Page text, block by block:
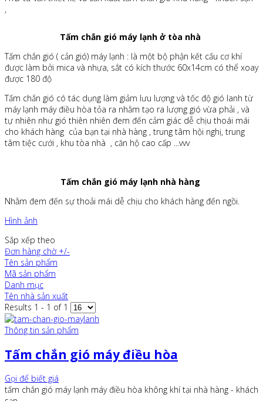
,
Tấm chắn gió máy lạnh ở tòa nhà
Tấm chắn gió ( cản gió) máy lạnh : là một bộ phận kết cấu cơ khí
được làm bởi mica và nhựa, sắt có kích thước 60x14cm có thể xoay
được 180 độ
Tấm chắn gió có tác dụng làm giảm lưu lượng và tốc độ gió lanh từ
máy lạnh máy điều hòa tỏa ra nhằm tạo ra lượng gió vừa phải , và
tự nhiên như gió thiên nhiên đem đến cảm giác dễ chịu thoái mái
cho khách hàng của bạn tại nhà hàng , trung tâm hội nghị, trung
tâm tiệc cưới , khu tòa nhà , căn hộ cao cấp ...vvv
Tấm chắn gió máy lạnh nhà hàng
Nhằm đem đến sự thoải mái dễ chịu cho khách hàng đến ngồi.
Hình ảnh
Sắp xếp theo
Đơn hàng chờ +/-
Tên sản phẩm
Mã sản phẩm
Danh mục
Tên nhà sản xuất
Results 1 - 1 of 1
Thông tin sản phẩm
Tấm chắn gió máy điều hòa
Gọi để biết giá
tấm chắn gió máy lạnh máy điều hòa không khí tại nhà hàng - khách